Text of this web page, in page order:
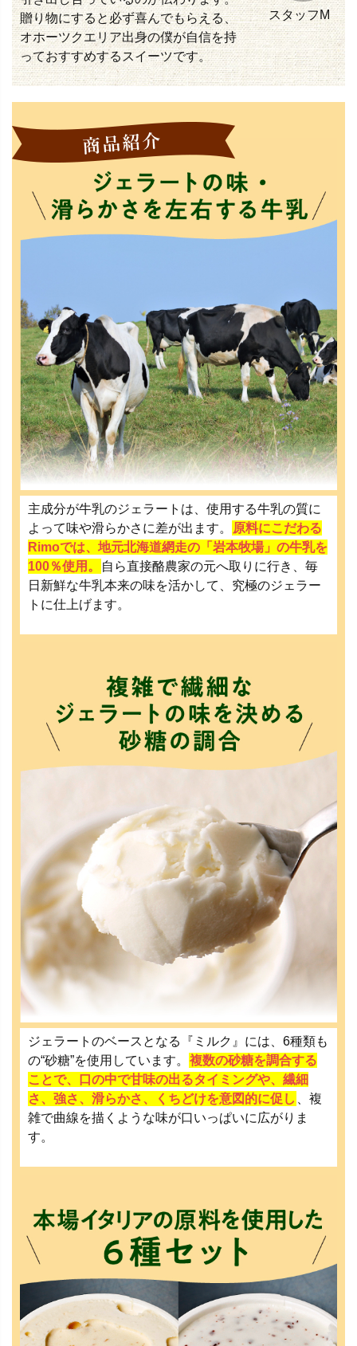
贈り物にすると必ず喜んでもらえる、
オホーツクエリア出身の僕が自信を持
っておすすめするスイーツです。
スタッフM
主成分が牛乳のジェラートは、使用する牛乳の質に
よって味や滑らかさに差が出ます。
原料にこだわる
Rimoでは、地元北海道網走の「岩本牧場」の牛乳を
100％使用。
自ら直接酪農家の元へ取りに行き、毎
日新鮮な牛乳本来の味を活かして、究極のジェラー
トに仕上げます。
ジェラートのベースとなる『ミルク』には、6種類も
の“砂糖”を使用しています。 複数の砂糖を調合する
ことで、口の中で甘味の出るタイミングや、繊細
さ、強さ、滑らかさ、くちどけを意図的に促し
、複
雑で曲線を描くような味が口いっぱいに広がりま
す。